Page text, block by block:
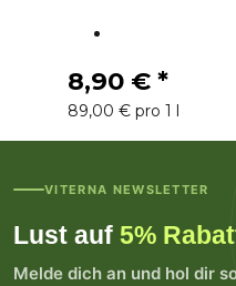
8,90 € *
89,00 € pro 1 l
VITERNA NEWSLETTER
Lust auf 5%
Melde dich an und hol dir